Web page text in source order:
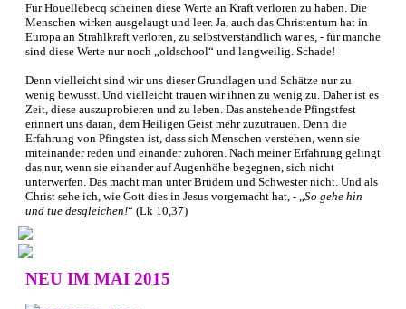
Für Houellebecq scheinen diese Werte an Kraft verloren zu haben. Die
Menschen wirken ausgelaugt und leer. Ja, auch das Christentum hat in
Europa an Strahlkraft verloren, zu selbstverständlich war es, - für manche
sind diese Werte nur noch „oldschool“ und langweilig. Schade!
Denn vielleicht sind wir uns dieser Grundlagen und Schätze nur zu
wenig bewusst. Und vielleicht trauen wir ihnen zu wenig zu. Daher ist es
Zeit, diese auszuprobieren und zu leben. Das anstehende Pfingstfest
erinnert uns daran, dem Heiligen Geist mehr zuzutrauen. Denn die
Erfahrung von Pfingsten ist, dass sich Menschen verstehen, wenn sie
miteinander reden und einander zuhören. Nach meiner Erfahrung gelingt
das nur, wenn sie einander auf Augenhöhe begegnen, sich nicht
unterwerfen. Das macht man unter Brüdern und Schwester nicht. Und als
Christ sehe ich, wie Gott dies in Jesus vorgemacht hat, - „So gehe hin
und tue desgleichen!“ (Lk 10,37)
NEU IM MAI 2015